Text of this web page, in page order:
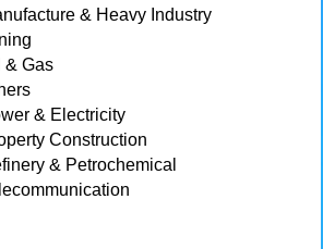
& Heavy Industry
& Gas
& Electricity
Construction
& Petrochemical